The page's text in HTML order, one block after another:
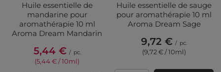
Huile essentielle de
mandarine pour
aromathérapie 10 ml
Aroma Dream Mandarin
5,44 € / pc.
(5,44 € / 10ml)
Huile essentielle de sauge
pour aromathérapie 10 ml
Aroma Dream Sage
9,72 € / pc.
(9,72 € / 10ml)